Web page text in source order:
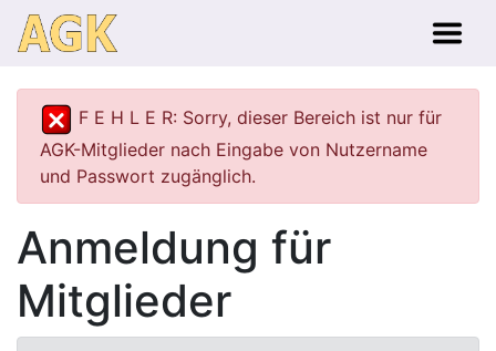
F E H L E R: Sorry, dieser Bereich ist nur für
AGK-Mitglieder nach Eingabe von Nutzername
und Passwort zugänglich.
Anmeldung für
Mitglieder